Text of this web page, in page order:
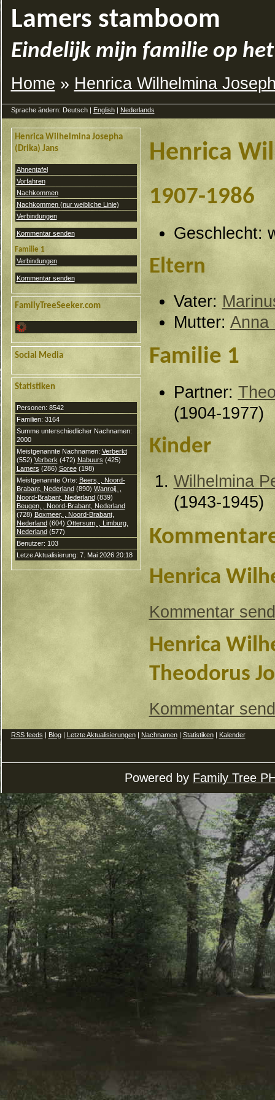
Lamers stamboom
Eindelijk mijn familie op
Home » Henrica Wilhelmina
Sprache ändern: Deutsch | English| Nederlands
Henrica Wilhelmina Josepha
(Drika) Jans
Ahnentafel
Vorfahren
Nachkommen
Nachkommen (nur weibliche Linie)
Verbindungen
Kommentar senden
Familie 1
Verbindungen
Kommentar senden
FamilyTreeSeeker.com
Social Media
Statistiken
Personen: 8542
Familien: 3164
Summe unterschiedlicher Nachnamen:
2000
Meistgenannte Nachnamen: Verberkt
(552) Verberk (472) Nabuurs (425)
Lamers (286) Soree(198)
Meistgenannte Orte: Beers, , Noord-
Brabant, Nederland(890) Wanroij, ,
Noord-Brabant, Nederland(839)
Beugen, , Noord-Brabant, Nederland
(728) Boxmeer, , Noord-Brabant,
Nederland(604) Ottersum, , Limburg,
Nederland(577)
Benutzer: 103
Letze Aktualisierung: 7. Mai 2026 20:18
Henrica
1907-1986
Geschlecht:
Eltern
Vater:
Mutter: Anna
Familie 1
Partner:
(1904-1977)
Kinder
Wilhelmina
(1943-1945)
Henrica
Kommentar
Henrica
Theodorus
Kommentar
RSS feeds | Blog| Letzte Aktualisierungen| Nachnamen| Statistiken| Kalender
Powered by Family Tree